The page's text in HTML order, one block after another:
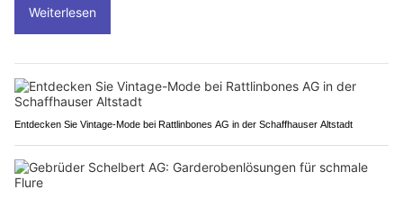
Weiterlesen
Entdecken Sie Vintage-Mode bei Rattlinbones AG in der Schaffhauser Altstadt